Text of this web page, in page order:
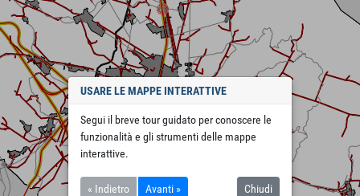
USARE LE MAPPE INTERATTIVE
Segui il breve tour guidato per conoscere le
funzionalità e gli strumenti delle mappe
interattive.
« Indietro Avanti » Chiudi